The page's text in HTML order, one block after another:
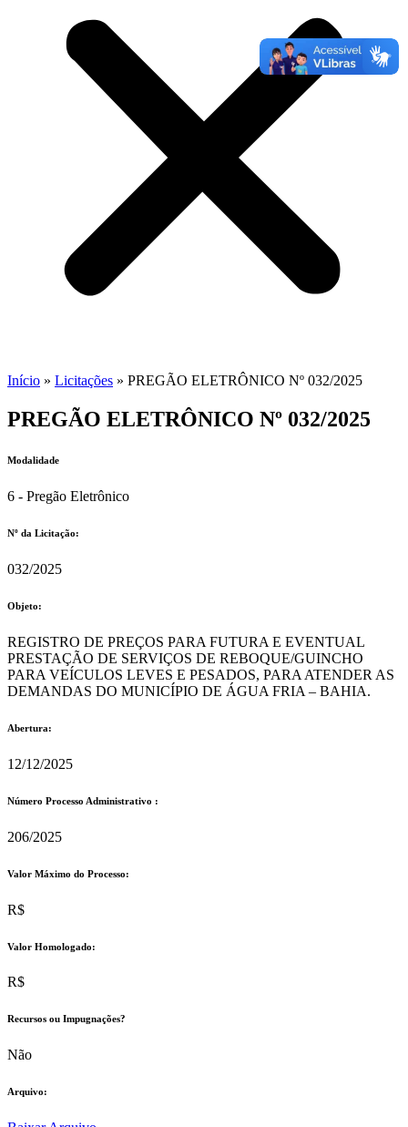
Início » Licitações » PREGÃO ELETRÔNICO Nº 032/2025
PREGÃO ELETRÔNICO Nº 032/2025
Modalidade
6 - Pregão Eletrônico
Nº da Licitação: ​​
032/2025
Objeto:
REGISTRO DE PREÇOS PARA FUTURA E EVENTUAL
PRESTAÇÃO DE SERVIÇOS DE REBOQUE/GUINCHO
PARA VEÍCULOS LEVES E PESADOS, PARA ATENDER AS
DEMANDAS DO MUNICÍPIO DE ÁGUA FRIA – BAHIA.
Abertura:
12/12/2025
Número Processo Administrativo :
206/2025
Valor Máximo do Processo: ​
R$
Valor Homologado: ​
R$
Recursos ou Impugnações? ​
Não
Arquivo: